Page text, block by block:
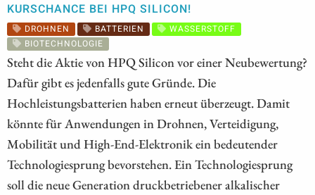
KURSCHANCE BEI HPQ SILICON!
DROHNEN BATTERIEN
WASSERSTOFF
BIOTECHNOLOGIE
Steht die Aktie von HPQ Silicon vor einer Neubewertung?
Dafür gibt es jedenfalls gute Gründe. Die
Hochleistungsbatterien haben erneut überzeugt. Damit
könnte für Anwendungen in Drohnen, Verteidigung,
Mobilität und High-End-Elektronik ein bedeutender
Technologiesprung bevorstehen. Ein Technologiesprung
soll die neue Generation druckbetriebener alkalischer